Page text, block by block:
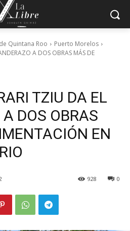
Quintana Roo
Puerto Morelos
A DOS OBRAS MÁS DE
TZIU DA EL
DOS OBRAS
EN
0
928